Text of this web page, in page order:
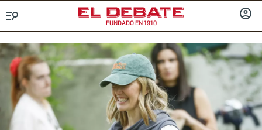
FUNDADO EN 1910